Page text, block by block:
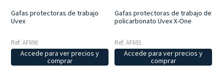
Gafas protectoras de trabajo
Uvex
Ref: AF690
Accede para ver precios y
comprar
Gafas protectoras de trabajo de
policarbonato Uvex X-One
Ref: AF691
Accede para ver precios y
comprar